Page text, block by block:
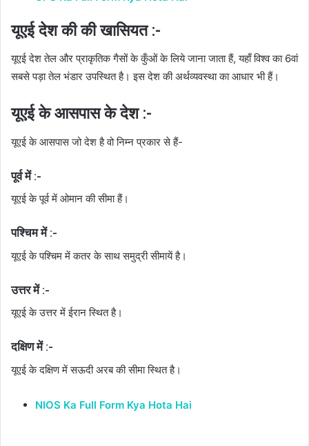
यूएई देश की की खासियत :-
यूएई देश तेल और प्राकृतिक गैसों के कुँओं के लिये जाना जाता हैं, यहाँ विश्व का 6वां
सबसे पड़ा तेल भंडार उपस्थित है। इस देश की अर्थव्यवस्था का आधार भी हैं।
यूएई के आसपास के देश :-
यूएई के आसपास जो देश है वो निम्न प्रकार से हैं-
पूर्व में :-
यूएई के पूर्व में ओमान की सीमा हैं।
पश्चिम में :-
यूएई के पश्चिम में कतर के साथ समुद्री सीमायें है।
उत्तर में :-
यूएई के उत्तर में ईरान स्थित है।
दक्षिण में :-
यूएई के दक्षिण में सऊदी अरब की सीमा स्थित है।
NIOS Ka Full Form Kya Hota Hai